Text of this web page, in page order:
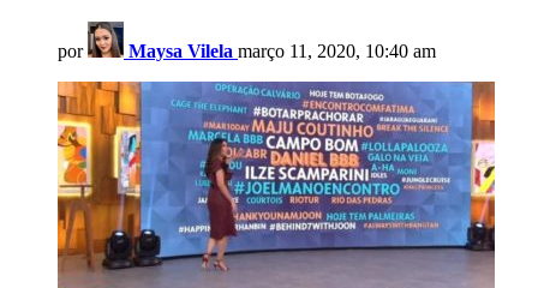
por Maysa Vilela março 11, 2020, 10:40 am